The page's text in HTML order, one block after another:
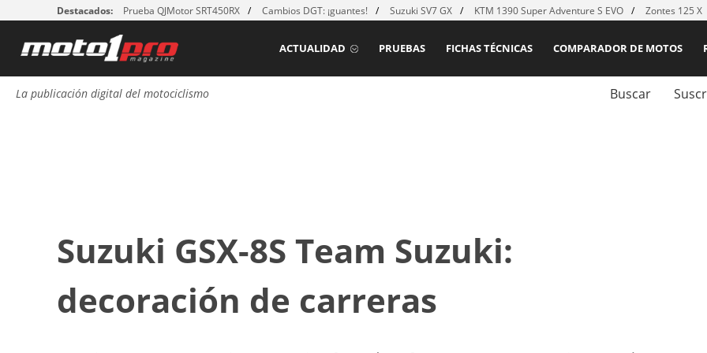
Destacados: Prueba QJMotor SRT450RX Cambios DGT: ¡guantes! Suzuki SV7 GX KTM 1390 Super Adventure S EVO Zontes 125 X
COMPARADOR DE MOTOS
FICHAS TÉCNICAS
PRUEBAS
ACTUALIDAD
La publicación digital del motociclismo Buscar
Suzuki GSX-8S Team Suzuki:
decoración de carreras